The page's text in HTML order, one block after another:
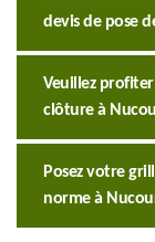
devis de pose
Veuillez
clôture à
Posez votre
norme à